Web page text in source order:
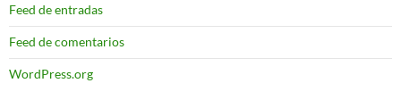
Feed de entradas
Feed de comentarios
WordPress.org